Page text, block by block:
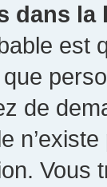
dans la
est
de
Vous